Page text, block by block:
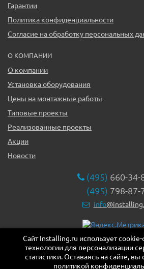
Гарантии
Политика конфиденциальности
Согласие на обработку персональных
О КОМПАНИИ
О компании
Установка оборудования
Цены на монтажные работы
Типовые проекты
Реализованные проекты
Акции
Новости
(495) 660-34-
(495) 798-87-
info
119331, г. Москва ул. Марии
офис 10
Сайт Installing.ru использует
технологии для персонализации
статистики. Оставаясь на сайте, вы
политикой